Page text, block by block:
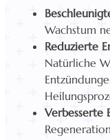
Wachstum
Reduzierte
Natürliche
Verbesserte